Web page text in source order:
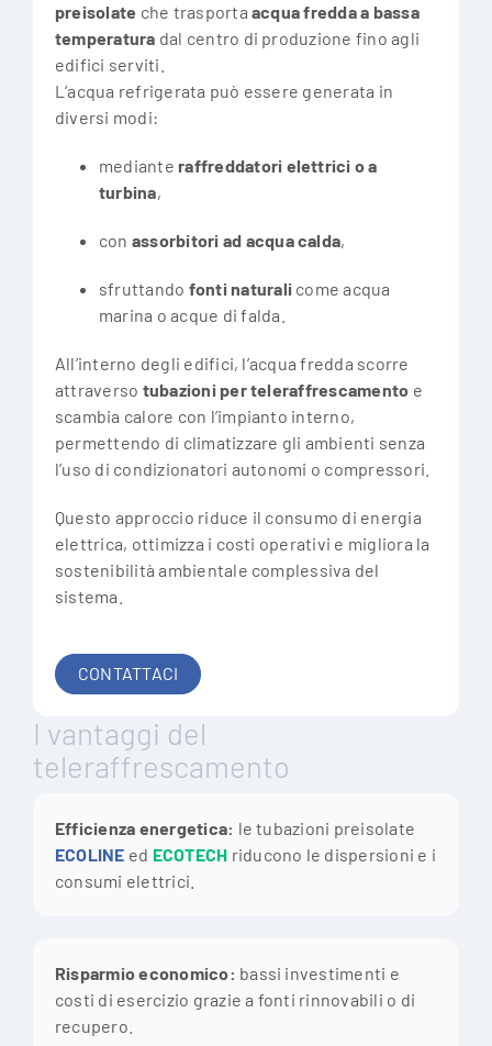
preisolate che trasportaacqua fredda a bassa
temperatura dal centro di produzione fino agli
edifici serviti.
L’acqua refrigerata può essere generata in
diversi modi:
medianteraffreddatori elettrici o a
turbina,
con assorbitori ad acqua calda,
sfruttando fonti naturali come acqua
marina o acque di falda.
All’interno degli edifici, l’acqua fredda scorre
attraverso tubazioni per teleraffrescamento e
scambia calore con l’impianto interno,
permettendo di climatizzare gli ambienti senza
l’uso di condizionatori autonomi o compressori.
Questo approccio riduce il consumo di energia
elettrica, ottimizza i costi operativi e migliora la
sostenibilità ambientale complessiva del
sistema.
CONTATTACI
I vantaggi del
teleraffrescamento
Efficienza energetica: le tubazioni preisolate
ECOLINE ed ECOTECH riducono le dispersioni e i
consumi elettrici.
Risparmio economico: bassi investimenti e
costi di esercizio grazie a fonti rinnovabili o di
recupero.